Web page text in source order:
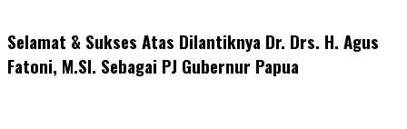
Selamat & Sukses Atas Dilantiknya Dr. Drs. H. Agus
Fatoni, M.SI. Sebagai PJ Gubernur Papua